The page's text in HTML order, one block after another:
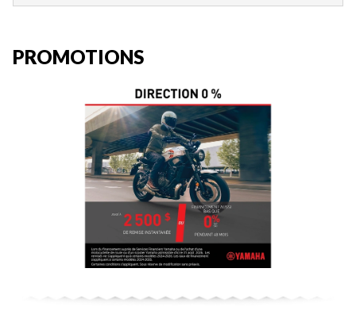
PROMOTIONS